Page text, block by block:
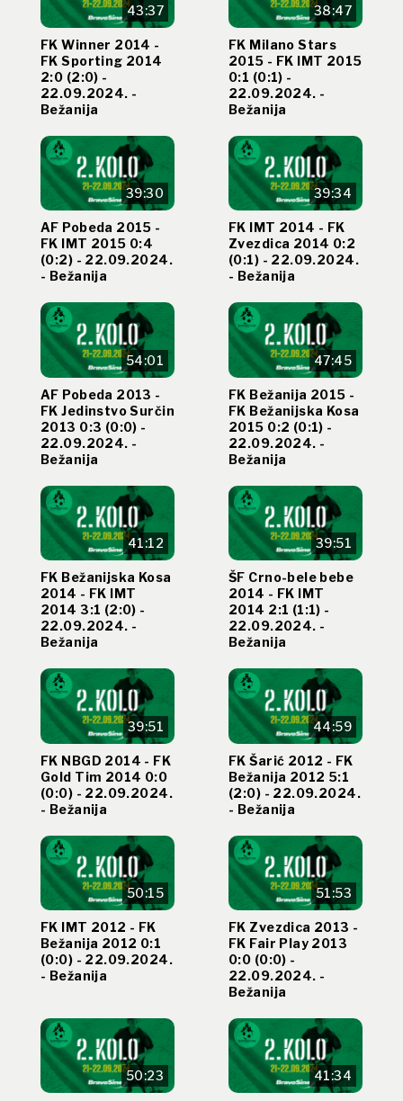
43:37
FK Winner 2014 -
FK Sporting 2014
2:0 (2:0) -
22.09.2024. -
Bežanija
38:47
FK Milano Stars
2015 - FK IMT 2015
0:1 (0:1) -
22.09.2024. -
Bežanija
39:30
AF Pobeda 2015 -
FK IMT 2015 0:4
(0:2) - 22.09.2024.
- Bežanija
39:34
FK IMT 2014 - FK
Zvezdica 2014 0:2
(0:1) - 22.09.2024.
- Bežanija
54:01
AF Pobeda 2013 -
FK Jedinstvo Surčin
2013 0:3 (0:0) -
22.09.2024. -
Bežanija
47:45
FK Bežanija 2015 -
FK Bežanijska Kosa
2015 0:2 (0:1) -
22.09.2024. -
Bežanija
41:12
FK Bežanijska Kosa
2014 - FK IMT
2014 3:1 (2:0) -
22.09.2024. -
Bežanija
39:51
ŠF Crno-bele bebe
2014 - FK IMT
2014 2:1 (1:1) -
22.09.2024. -
Bežanija
39:51
FK NBGD 2014 - FK
Gold Tim 2014 0:0
(0:0) - 22.09.2024.
- Bežanija
44:59
FK Šarić 2012 - FK
Bežanija 2012 5:1
(2:0) - 22.09.2024.
- Bežanija
50:15
FK IMT 2012 - FK
Bežanija 2012 0:1
(0:0) - 22.09.2024.
- Bežanija
51:53
FK Zvezdica 2013 -
FK Fair Play 2013
0:0 (0:0) -
22.09.2024. -
Bežanija
50:23 41:34